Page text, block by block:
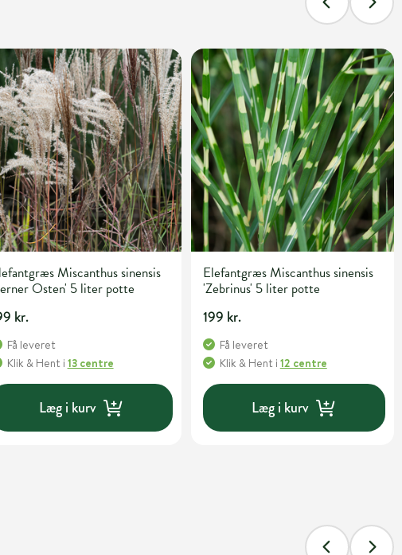
Miscanthus sinensis
Osten' 5 liter potte
kr.
Få leveret
Klik & Hent i 13 centre
Læg i kurv
Elefantgræs Miscanthus sinensis
'Zebrinus' 5 liter potte
199 kr.
Få leveret
Klik & Hent i 12 centre
Læg i kurv